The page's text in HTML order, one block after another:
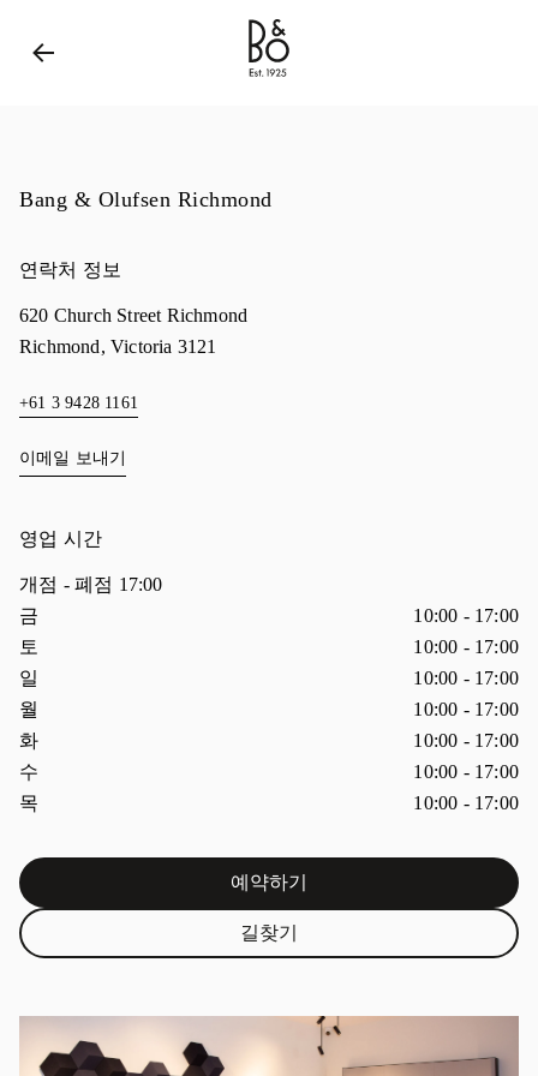
Bang & Olufsen - Exist to Create
Bang & Olufsen Richmond
연락처 정보
620 Church Street Richmond
Richmond, Victoria 3121
+61 3 9428 1161
이메일 보내기
영업 시간
개점 - 폐점 17:00
요일
금 10:00 - 17:00
토
10:00 - 17:00
일
10:00 - 17:00
월
10:00 - 17:00
화
10:00 - 17:00
수
10:00 - 17:00
목
10:00 - 17:00
예약하기Link Opens in New Tab
길찾기Link Opens in New Tab